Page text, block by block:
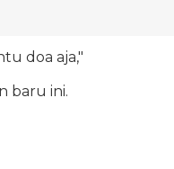
doa aja,"
baru ini.